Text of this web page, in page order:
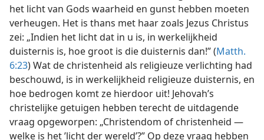
het licht van Gods waarheid en gunst hebben moeten
verheugen. Het is thans met haar zoals Jezus Christus
zei: „Indien het licht dat in u is, in werkelijkheid
duisternis is, hoe groot is die duisternis dan!” (Matth.
6:23) Wat de christenheid als religieuze verlichting had
beschouwd, is in werkelijkheid religieuze duisternis, en
hoe bedrogen komt ze hierdoor uit! Jehovah’s
christelijke getuigen hebben terecht de uitdagende
vraag opgeworpen: „Christendom of christenheid —
welke is het ’licht der wereld’?” Op deze vraag hebben